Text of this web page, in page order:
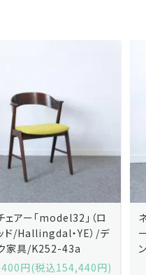
ネイルチェアー「model32」（ロ
ーズウッド/Hallingdal・BL）/デ
ンマーク家具/K252-43b
140,400円(税込154,440円)